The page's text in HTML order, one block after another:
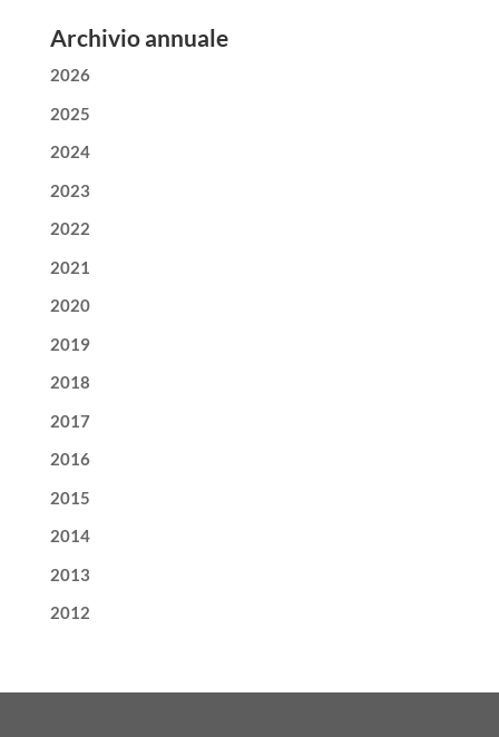
Archivio annuale
2026
2025
2024
2023
2022
2021
2020
2019
2018
2017
2016
2015
2014
2013
2012